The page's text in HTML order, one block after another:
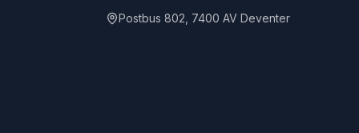
Postbus 802, 7400 AV Deventer